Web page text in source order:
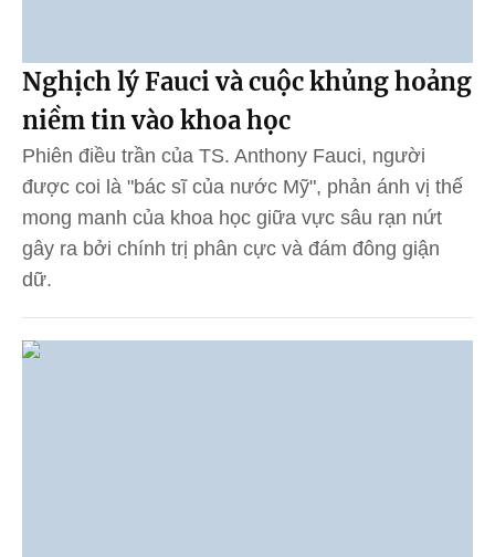
Nghịch lý Fauci và cuộc khủng hoảng
niềm tin vào khoa học
Phiên điều trần của TS. Anthony Fauci, người
được coi là "bác sĩ của nước Mỹ", phản ánh vị thế
mong manh của khoa học giữa vực sâu rạn nứt
gây ra bởi chính trị phân cực và đám đông giận
dữ.